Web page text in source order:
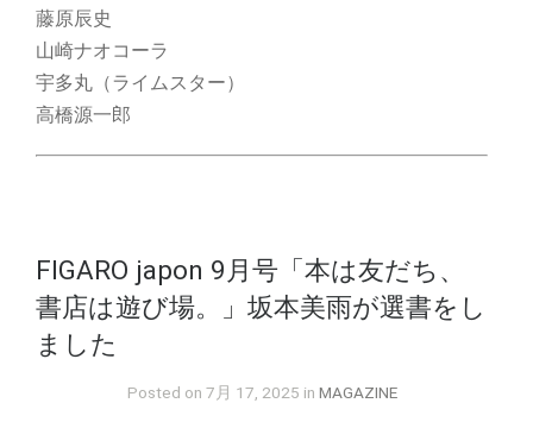
藤原辰史
山崎ナオコーラ
宇多丸（ライムスター）
高橋源一郎
FIGARO japon 9月号「本は友だち、
書店は遊び場。」坂本美雨が選書をし
ました
Posted on 7月 17, 2025 in MAGAZINE